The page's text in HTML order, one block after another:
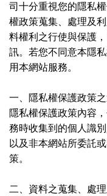
司十分重視您的隱私
權政策蒐集、處理及
料權利之行使與保護
訊。若您不同意本隱
用本網站服務。
一、隱私權保護政策
隱私權保護政策內容
務時收集到的個人識
以及非本網站所委託
策。
二、資料之蒐集、處